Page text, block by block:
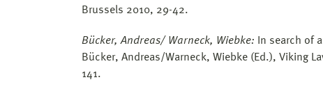
Brussels 2010, 29-42.
Bücker, Andreas/ Warneck, Wiebke:
In search of
Bücker, Andreas/Warneck, Wiebke (Ed.), Viking
141.